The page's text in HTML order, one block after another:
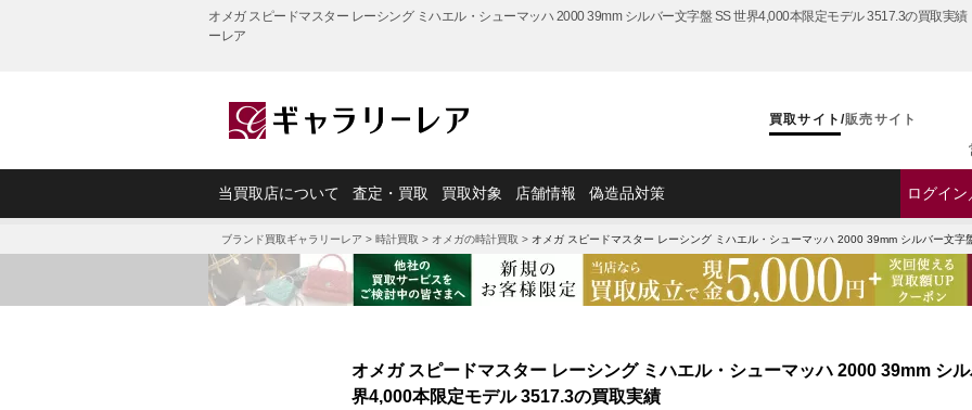
オメガ スピードマスター レーシング ミハエル・シューマッハ 2000 39mm シルバー文字盤 SS 世界4,000本限定モデル 3517.3の買取実
ーレア
買取サイト /販売サイト
当買取店について 査定・買取 買取対象 店舗情報 偽造品対策 ログイ
ブランド買取ギャラリーレア>オメガの時計買取>スピードマスター買取 >スピードマスターの買取実績
オメガ スピードマスター レーシング ミハ
ブランド買取ギャラリーレア > 時計買取 > オメガの時計買取 > オメガ スピードマスター レーシング ミハエル・シューマッハ 2000 39mm シルバー文
オメガ スピードマスター レーシング ミハエル・シューマッハ 2000 39mm シ
界4,000本限定モデル 3517.3の買取実績